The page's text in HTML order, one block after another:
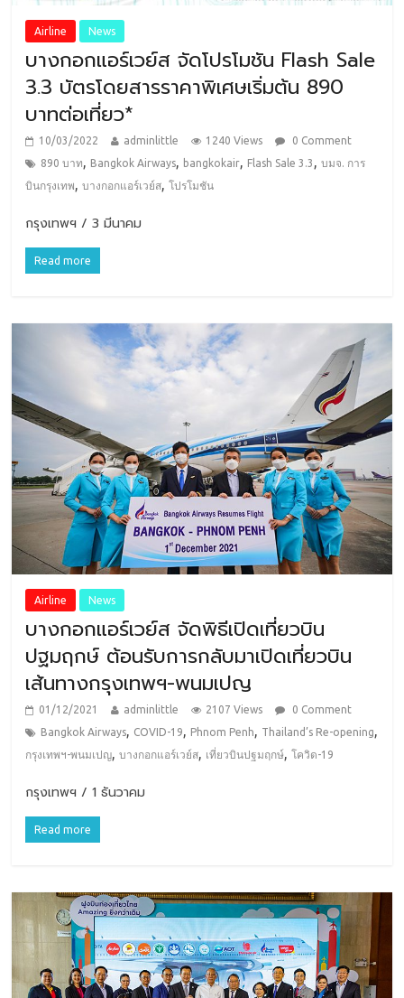
Airline News
บางกอกแอร์เวย์ส จัดโปรโมชัน Flash Sale
3.3 บัตรโดยสารราคาพิเศษเริ่มต้น 890
บาทต่อเที่ยว*
10/03/2022 adminlittle 1240 Views
0 Comment
890 บาท, Bangkok Airways, bangkokair, Flash Sale 3.3 ,บมจ. การ
บินกรุงเทพ,บางกอกแอร์เวย์ส,โปรโมชัน
กรุงเทพฯ / 3 มีนาคม
Read more
Airline News
บางกอกแอร์เวย์ส จัดพิธีเปิดเที่ยวบิน
ปฐมฤกษ์ ต้อนรับการกลับมาเปิดเที่ยวบิน
เส้นทางกรุงเทพฯ-พนมเปญ
01/12/2021 adminlittle 2107 Views
0 Comment
Bangkok Airways, COVID-19, Phnom Penh, Thailand’s Re-opening,
กรุงเทพฯ-พนมเปญ,บางกอกแอร์เวย์ส, เที่ยวบินปฐมฤกษ์,โควิด-19
กรุงเทพฯ / 1 ธันวาคม
Read more